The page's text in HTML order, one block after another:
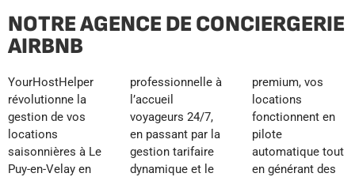
NOTRE AGENCE DE CONCIERGERIE
AIRBNB
YourHostHelper
révolutionne la
gestion de vos
locations
saisonnières à Le
Puy-en-Velay en
professionnelle à
l’accueil
voyageurs 24/7,
en passant par la
gestion tarifaire
dynamique et le
premium, vos
locations
fonctionnent en
pilote
automatique tout
en générant des